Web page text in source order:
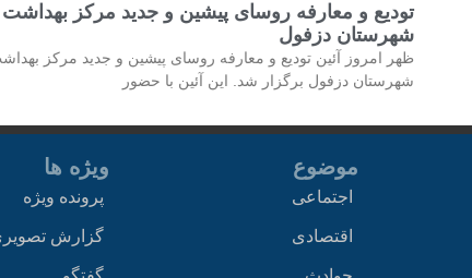
تودیع و معارفه روسای پیشین و جدید مرکز بهداشت
شهرستان دزفول
ظهر امروز آئین تودیع و معارفه روسای پیشین و جدید مرکز
شهرستان دزفول برگزار شد. این آئین با حضور
موضوع
اجتماعی
اقتصادی
ویژه ها
پرونده ویژه
گزارش